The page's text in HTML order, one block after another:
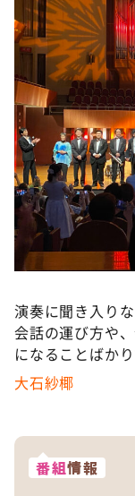
演奏に聞き入り
会話の運び方や
になることばか
大石紗椰
番組情報